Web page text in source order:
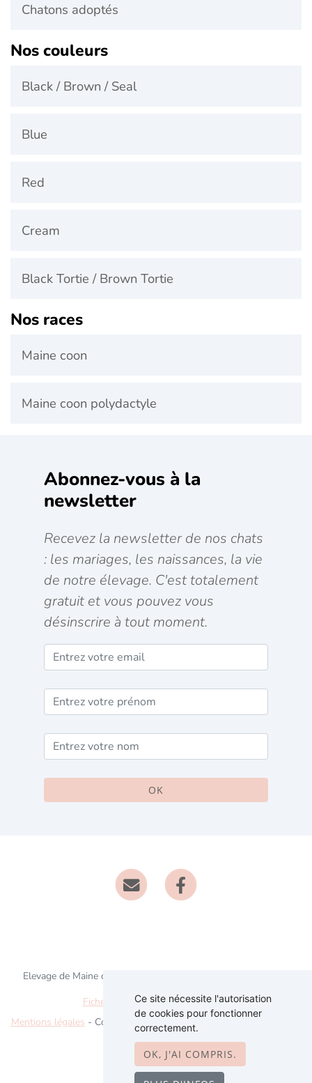
Chatons adoptés
Nos couleurs
Black / Brown / Seal
Blue
Red
Cream
Black Tortie / Brown Tortie
Nos races
Maine coon
Maine coon polydactyle
Abonnez-vous à la
newsletter
Recevez la newsletter de nos chats
: les mariages, les naissances, la vie
de notre élevage. C'est totalement
gratuit et vous pouvez vous
désinscrire à tout moment.
OK
Elevage de Maine coon/polydactyle depuis 2018 situé en Gers
Fiche race Maine coon polydactyle
Mentions légales - Copyright© Le Ranch de Daska 2026 - Site créé
Ce site nécessite l'autorisation
de cookies pour fonctionner
correctement.
OK, J'AI COMPRIS.